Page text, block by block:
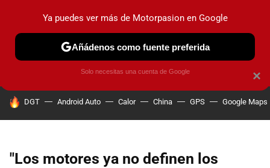
PRUEBAS COCHES ELÉCTRICOS OBSERVATORIO
HOY SE HABLA DE
DGT Android Auto Calor China GPS Google Maps
"Los motores ya no definen los
×
Ya puedes ver más de Motorpasion en Google
Añádenos como fuente preferida
Solo necesitas una cuenta de Google